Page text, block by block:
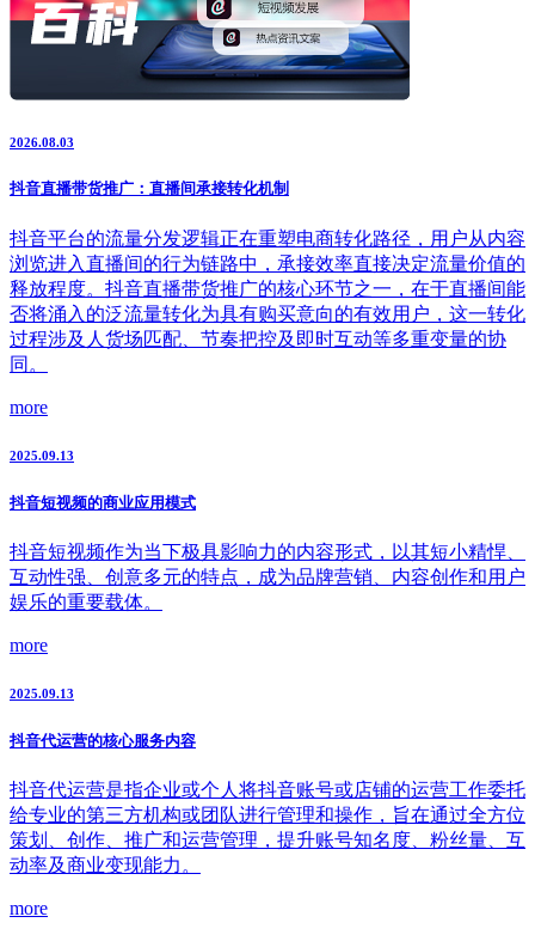
2026.08.03
抖音直播带货推广：直播间承接转化机制
抖音平台的流量分发逻辑正在重塑电商转化路径，用户从内容
浏览进入直播间的行为链路中，承接效率直接决定流量价值的
释放程度。抖音直播带货推广的核心环节之一，在于直播间能
否将涌入的泛流量转化为具有购买意向的有效用户，这一转化
过程涉及人货场匹配、节奏把控及即时互动等多重变量的协
同。
more
2025.09.13
抖音短视频的商业应用模式
抖音短视频作为当下极具影响力的内容形式，以其短小精悍、
互动性强、创意多元的特点，成为品牌营销、内容创作和用户
娱乐的重要载体。
more
2025.09.13
抖音代运营的核心服务内容
抖音代运营是指企业或个人将抖音账号或店铺的运营工作委托
给专业的第三方机构或团队进行管理和操作，旨在通过全方位
策划、创作、推广和运营管理，提升账号知名度、粉丝量、互
动率及商业变现能力。
more